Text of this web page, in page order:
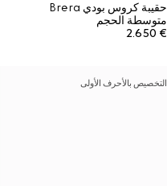
حقيبة كروس بودي Brera
متوسطة الحجم
€ 2.650
التخصيص بالأحرف الأولى